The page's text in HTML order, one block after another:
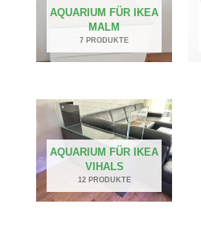
AQUARIUM FÜR IKEA
MALM
7 PRODUKTE
AQUARIUM FÜR IKEA
VIHALS
12 PRODUKTE